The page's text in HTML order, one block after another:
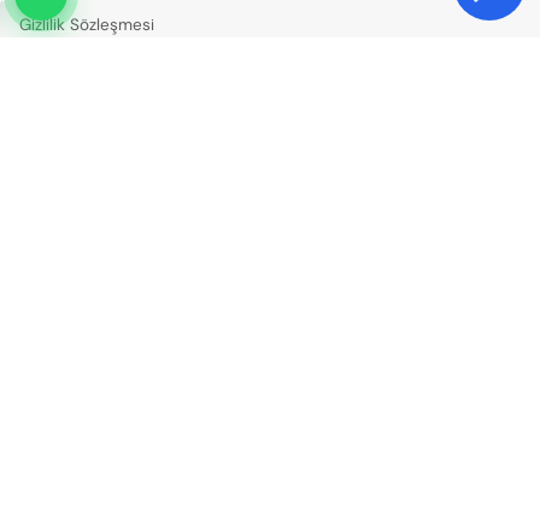
Gizlilik Sözleşmesi